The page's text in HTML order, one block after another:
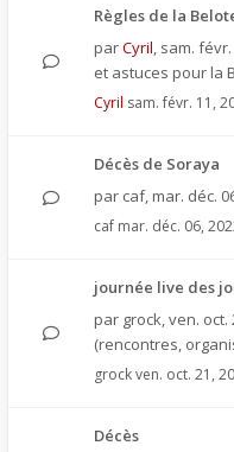
Règles de la
parCyril, sam. févr.
et astuces pour la
Cyril sam. févr. 11,
Décès de Soraya
par caf, mar. déc.
caf mar. déc. 06,
journée live des
par grock,ven. oct.
(rencontres,
grockven. oct. 21,
Décès